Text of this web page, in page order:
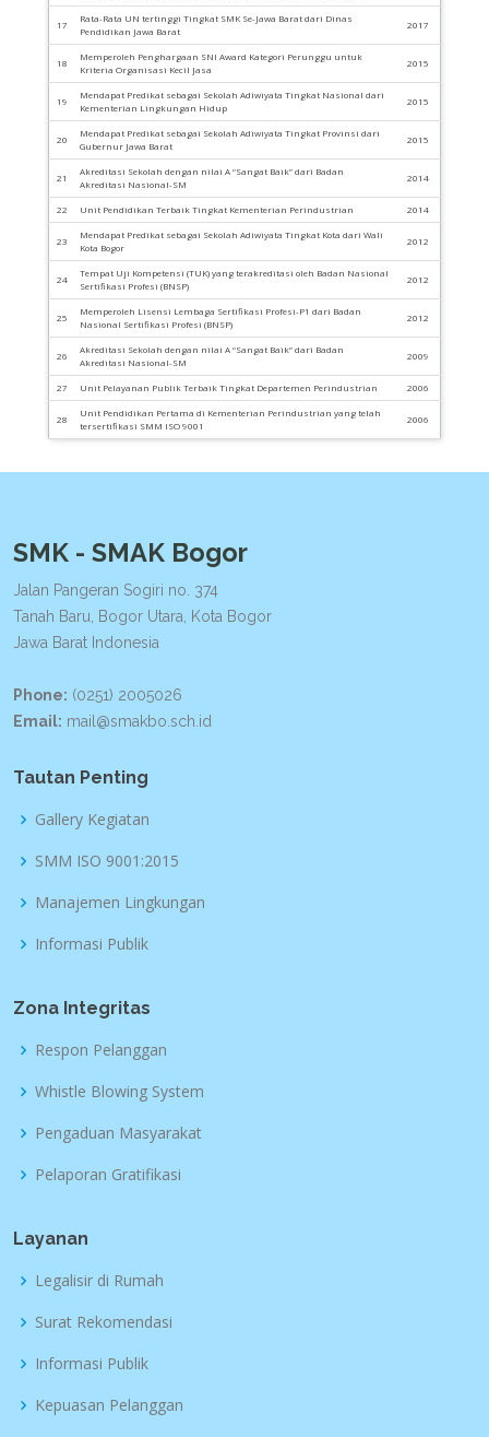
17
Rata-Rata UN tertinggi Tingkat SMK Se-Jawa Barat dari Dinas
Pendidikan Jawa Barat
2017
18
Memperoleh Penghargaan SNI Award Kategori Perunggu untuk
Kriteria Organisasi Kecil Jasa
2015
19
Mendapat Predikat sebagai Sekolah Adiwiyata Tingkat Nasional dari
Kementerian Lingkungan Hidup
2015
20
Mendapat Predikat sebagai Sekolah Adiwiyata Tingkat Provinsi dari
Gubernur Jawa Barat
2015
21
Akreditasi Sekolah dengan nilai A “Sangat Baik” dari Badan
Akreditasi Nasional-SM
2014
22 Unit Pendidikan Terbaik Tingkat Kementerian Perindustrian 2014
23
Mendapat Predikat sebagai Sekolah Adiwiyata Tingkat Kota dari Wali
Kota Bogor
2012
24
Tempat Uji Kompetensi (TUK) yang terakreditasi oleh Badan Nasional
Sertifikasi Profesi (BNSP)
2012
25
Memperoleh Lisensi Lembaga Sertifikasi Profesi-P1 dari Badan
Nasional Sertifikasi Profesi (BNSP)
2012
26
Akreditasi Sekolah dengan nilai A “Sangat Baik” dari Badan
Akreditasi Nasional-SM
2009
27 Unit Pelayanan Publik Terbaik Tingkat Departemen Perindustrian 2006
28
Unit Pendidikan Pertama di Kementerian Perindustrian yang telah
tersertifikasi SMM ISO 9001
2006
SMK - SMAK Bogor
Jalan Pangeran Sogiri no. 374
Tanah Baru, Bogor Utara, Kota Bogor
Jawa Barat Indonesia
Phone: (0251) 2005026
Email: mail@smakbo.sch.id
Tautan Penting
Gallery Kegiatan
SMM ISO 9001:2015
Manajemen Lingkungan
Informasi Publik
Zona Integritas
Respon Pelanggan
Whistle Blowing System
Pengaduan Masyarakat
Pelaporan Gratifikasi
Layanan
Legalisir di Rumah
Surat Rekomendasi
Informasi Publik
Kepuasan Pelanggan